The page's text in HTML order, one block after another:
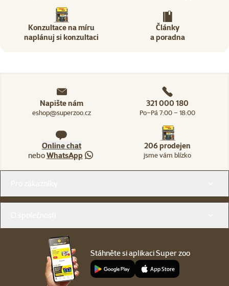
Konzultace na míru
naplánuj si konzultaci
Články
a poradna
Napište nám
eshop@superzoo.cz
321 000 180
Po–Pá 7:00 – 18:00
Online chat
neboWhatsApp
206 prodejen
jsme vám blízko
Stáhněte si aplikaci Super zoo